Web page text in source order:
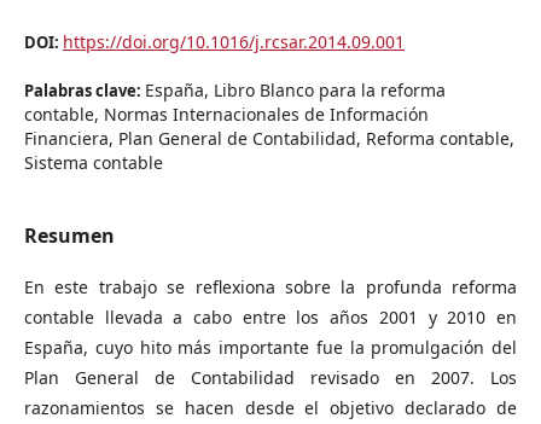
DOI: https://doi.org/10.1016/j.rcsar.2014.09.001
Palabras clave: España, Libro Blanco para la reforma
contable, Normas Internacionales de Información
Financiera, Plan General de Contabilidad, Reforma contable,
Sistema contable
Resumen
En este trabajo se reflexiona sobre la profunda reforma
contable llevada a cabo entre los años 2001 y 2010 en
España, cuyo hito más importante fue la promulgación del
Plan General de Contabilidad revisado en 2007. Los
razonamientos se hacen desde el objetivo declarado de